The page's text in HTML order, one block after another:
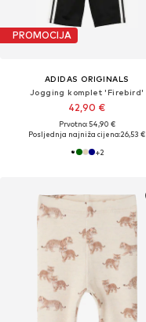
PROMOCIJA
ADIDAS ORIGINALS
Jogging komplet 'Firebird'
42,90 €
Prvotno: 54,90 €
Posljednja najniža cijena:26,53 €
+2